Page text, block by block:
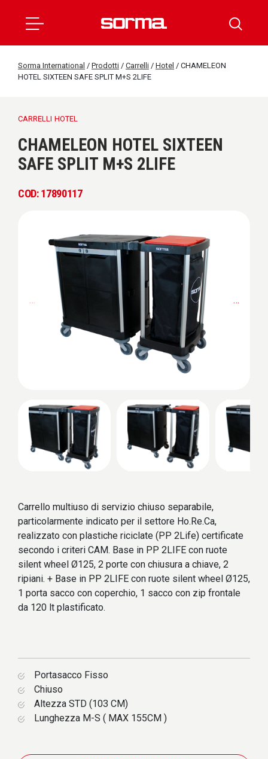
Sorma International / Prodotti / Carrelli / Hotel / CHAMELEON
HOTEL SIXTEEN SAFE SPLIT M+S 2LIFE
CARRELLI HOTEL
CHAMELEON HOTEL SIXTEEN
SAFE SPLIT M+S 2LIFE
COD: 17890117
…
…
Carrello multiuso di servizio chiuso separabile,
particolarmente indicato per il settore Ho.Re.Ca,
realizzato con plastiche riciclate (PP 2Life) certificate
secondo i criteri CAM. Base in PP 2LIFE con ruote
silent wheel Ø125, 2 porte con chiusura a chiave, 2
ripiani. + Base in PP 2LIFE con ruote silent wheel Ø125,
1 porta sacco con coperchio, 1 sacco con zip frontale
da 120 lt plastificato.
Portasacco Fisso
Chiuso
Altezza STD (103 CM)
Lunghezza M-S ( MAX 155CM )